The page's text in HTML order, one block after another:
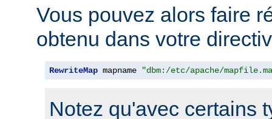
Vous pouvez alors faire
obtenu dans votre
RewriteMap mapname "dbm:/etc/apache/
Notez qu'avec certains